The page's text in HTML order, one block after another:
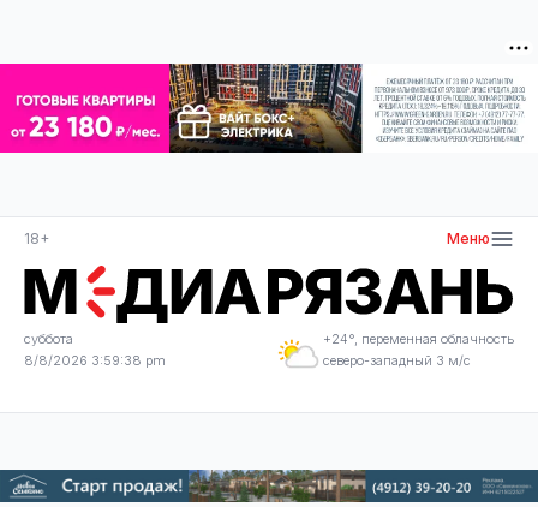
18+ Меню
суббота
8/8/2026 3:59:39 pm
+24°, переменная облачность
северо-западный 3 м/с